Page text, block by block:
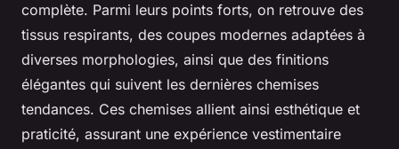
complète. Parmi leurs points forts, on retrouve des
tissus respirants, des coupes modernes adaptées à
diverses morphologies, ainsi que des finitions
élégantes qui suivent les dernières chemises
tendances. Ces chemises allient ainsi esthétique et
praticité, assurant une expérience vestimentaire